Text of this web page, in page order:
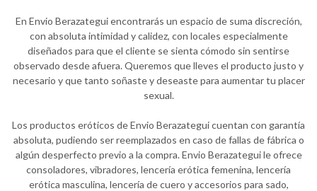
En Envio Berazategui encontrarás un espacio de suma discreción,
con absoluta intimidad y calidez, con locales especialmente
diseñados para que el cliente se sienta cómodo sin sentirse
observado desde afuera. Queremos que lleves el producto justo y
necesario y que tanto soñaste y deseaste para aumentar tu placer
sexual.
Los productos eróticos de Envio Berazategui cuentan con garantía
absoluta, pudiendo ser reemplazados en caso de fallas de fábrica o
algún desperfecto previo a la compra. Envio Berazategui le ofrece
consoladores, vibradores, lencería erótica femenina, lencería
erótica masculina, lencería de cuero y accesorios para sado,